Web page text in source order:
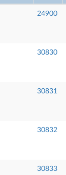
24900
30830
30831
30832
30833